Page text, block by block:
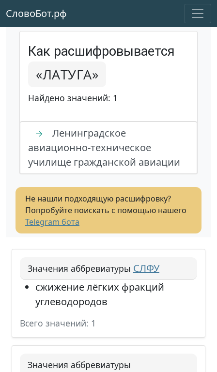
СловоБот.рф
Как расшифровывается
«ЛАТУГА»
Найдено значений: 1
→
Ленинградское
авиационно-техническое
училище гражданской авиации
Не нашли подходящую расшифровку?
Попробуйте поискать с помощью нашего
Telegram бота
Значения аббревиатуры СЛФУ
сжижение лёгких фракций
углеводородов
Всего значений: 1
Значения аббревиатуры